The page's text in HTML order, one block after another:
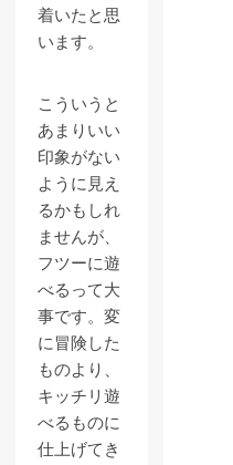
着いたと思
います。
こういうと
あまりいい
印象がない
ように見え
るかもしれ
ませんが、
フツーに遊
べるって大
事です。変
に冒険した
ものより、
キッチリ遊
べるものに
仕上げてき